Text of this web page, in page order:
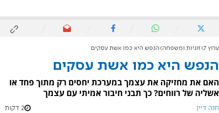
ערוץ 7 זוגיות ומשפחה הנפש היא כמו אשת עסקים
הנפש היא כמו אשת עסקים
האם את מחזיקה את עצמך במערכת יחסים רק מתוך פחד או
אשליה של רווחים? כך תבני חיבור אמיתי עם עצמך
חנה דיין 2 דקות